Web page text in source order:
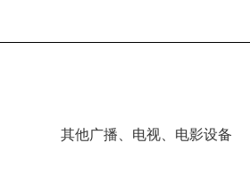
其他广播、电视、电影设备